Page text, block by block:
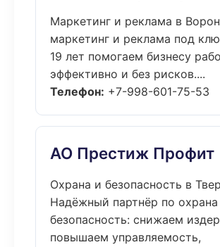
Маркетинг и реклама в
маркетинг и реклама под
19 лет помогаем бизнесу
эффективно и без рисков....
Телефон: +7-998-601-75-53
АО Престиж Профит
Охрана и безопасность в
Надёжный партнёр по охрана
безопасность: снижаем
повышаем управляемость,